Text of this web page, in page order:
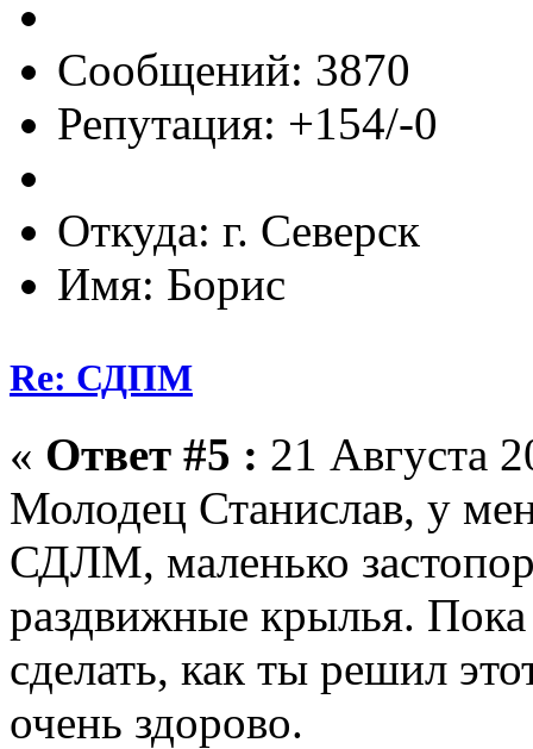
Сообщений: 3870
Репутация: +154/-0
Откуда: г. Северск
Имя: Борис
Re: СДПМ
« Ответ #5 : 21 Августа
Молодец Станислав, у
СДЛМ, маленько
раздвижные крылья.
сделать, как ты решил
очень здорово.